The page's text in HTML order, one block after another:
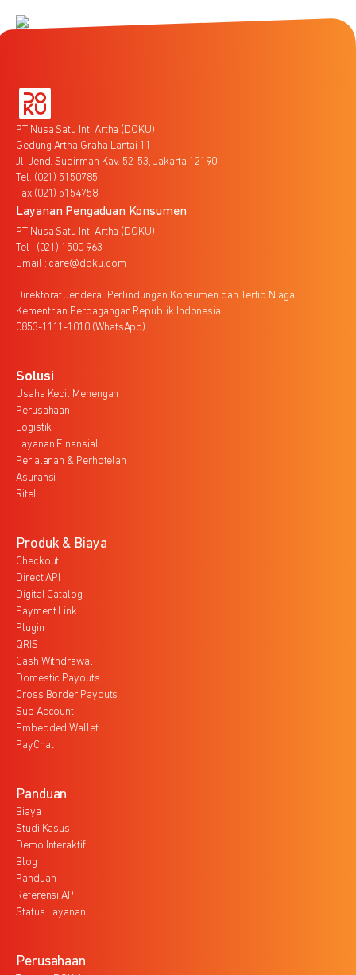
PT Nusa Satu Inti Artha (DOKU)
Gedung Artha Graha Lantai 11
Jl. Jend. Sudirman Kav. 52-53, Jakarta 12190
Tel. (021) 5150785,
Fax (021) 5154758
Layanan Pengaduan Konsumen
PT Nusa Satu Inti Artha (DOKU)
Tel : (021) 1500 963
Email : care@doku.com
Direktorat Jenderal Perlindungan Konsumen dan Tertib Niaga,
Kementrian Perdagangan Republik Indonesia,
0853-1111-1010 (WhatsApp)
Solusi
Usaha Kecil Menengah
Perusahaan
Logistik
Layanan Finansial
Perjalanan & Perhotelan
Asuransi
Ritel
Produk & Biaya
Checkout
Direct API
Digital Catalog
Payment Link
Plugin
QRIS
Cash Withdrawal
Domestic Payouts
Cross Border Payouts
Sub Account
Embedded Wallet
PayChat
Panduan
Biaya
Studi Kasus
Demo Interaktif
Blog
Panduan
Referensi API
Status Layanan
Perusahaan